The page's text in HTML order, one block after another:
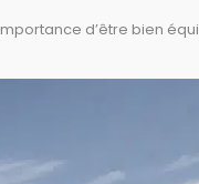
d’être bien